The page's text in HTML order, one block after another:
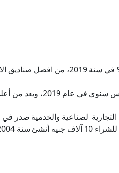
الصندوق الزراعي الماسي من البنك الزراعي المصري: سعر الوثيقة 257 جنيه
صندوق الميزان من بنك الكويت الوطني: سعر الوثيقة 210 جنيه،